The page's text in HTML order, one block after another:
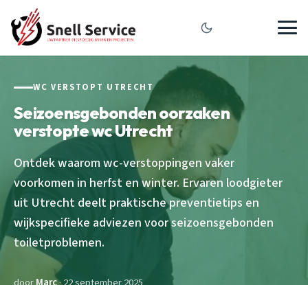
WC VERSTOPT UTRECHT
Seizoensgebonden oorzaken
verstopte wc Utrecht
Ontdek waarom wc-verstoppingen vaker
voorkomen in herfst en winter. Ervaren loodgieter
uit Utrecht deelt praktische preventietips en
wijkspecifieke adviezen voor seizoensgebonden
toiletproblemen.